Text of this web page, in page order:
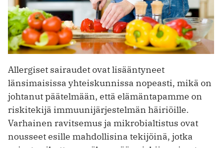
Allergiset sairaudet ovat lisääntyneet
länsimaisissa yhteiskunnissa nopeasti, mikä on
johtanut päätelmään, että elämäntapamme on
riskitekijä immuunijärjestelmän häiriöille.
Varhainen ravitsemus ja mikrobialtistus ovat
nousseet esille mahdollisina tekijöinä, jotka